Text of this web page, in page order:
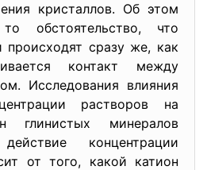
кристаллов. Об этом
то обстоятельство, что
сразу же, как
контакт между
Исследования влияния
растворов на
глинистых минералов
концентрации
от того, какой катион